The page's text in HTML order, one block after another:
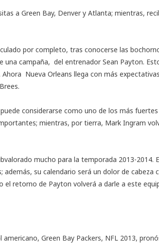
a Green Bay, Denver y Atlanta; mientras,
por completo, tras conocerse las
una campaña, del entrenador Sean Payton.
Nueva Orleans llega con más
considerarse como uno de los más
mientras, por tierra, Mark Ingram
mucho para la temporada 2013-2014.
su calendario será un dolor de cabeza
el retorno de Payton volverá a darle a este
americano, Green Bay Packers, NFL 2013,